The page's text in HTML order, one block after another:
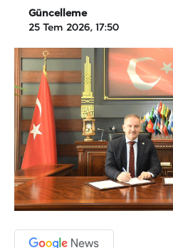
Güncelleme
25 Tem 2026, 17:50